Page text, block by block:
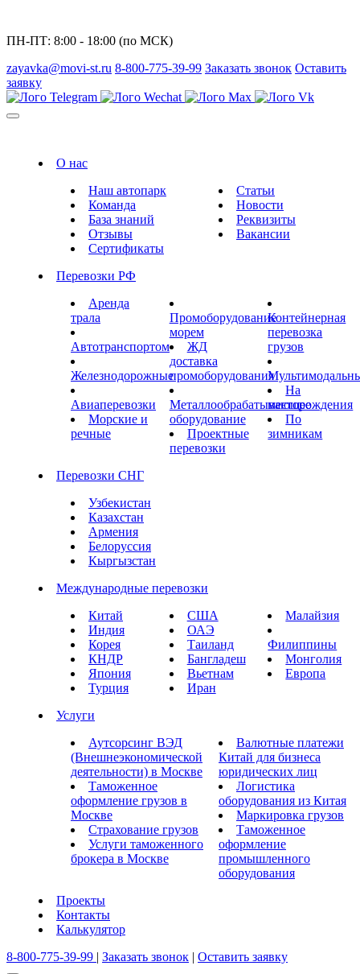
ПН-ПТ: 8:00 - 18:00 (по МСК)
zayavka@movi-st.ru 8-800-775-39-99 Заказать звонок Оставить
заявку
О нас
Наш автопарк
Команда
База знаний
Отзывы
Сертификаты
Статьи
Новости
Реквизиты
Вакансии
Перевозки РФ
Аренда
трала
Автотранспортом
Железнодорожные
Авиаперевозки
Морские и
речные
Промоборудование
морем
ЖД
доставка
промоборудования
Металлообрабатывающее
оборудование
Проектные
перевозки
Контейнерная
перевозка
грузов
На
месторождения
По
зимникам
Перевозки СНГ
Узбекистан
Казахстан
Армения
Белоруссия
Кыргызстан
Международные перевозки
Китай
Индия
Корея
КНДР
Япония
Турция
США
ОАЭ
Таиланд
Бангладеш
Вьетнам
Иран
Малайзия
Филиппины
Монголия
Европа
Услуги
Аутсорсинг ВЭД
(Внешнеэкономической
деятельности) в Москве
Таможенное
оформление грузов в
Москве
Страхование грузов
Услуги таможенного
брокера в Москве
Валютные платежи
Китай для бизнеса
юридических лиц
Логистика
оборудования из Китая
Маркировка грузов
Таможенное
оформление
промышленного
оборудования
Проекты
Контакты
Калькулятор
8-800-775-39-99 | Заказать звонок | Оставить заявку